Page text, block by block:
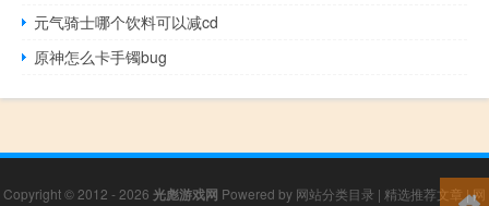
元气骑士哪个饮料可以减cd
原神怎么卡手镯bug
Copyright © 2012 - 2026 光彪游戏网 Powered by 网站分类目录 | 精选推荐文章 |网